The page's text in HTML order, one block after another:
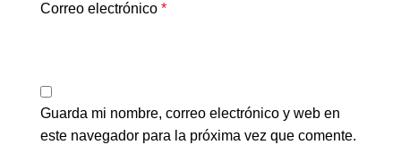
Correo electrónico *
Guarda mi nombre, correo electrónico y web en
este navegador para la próxima vez que comente.